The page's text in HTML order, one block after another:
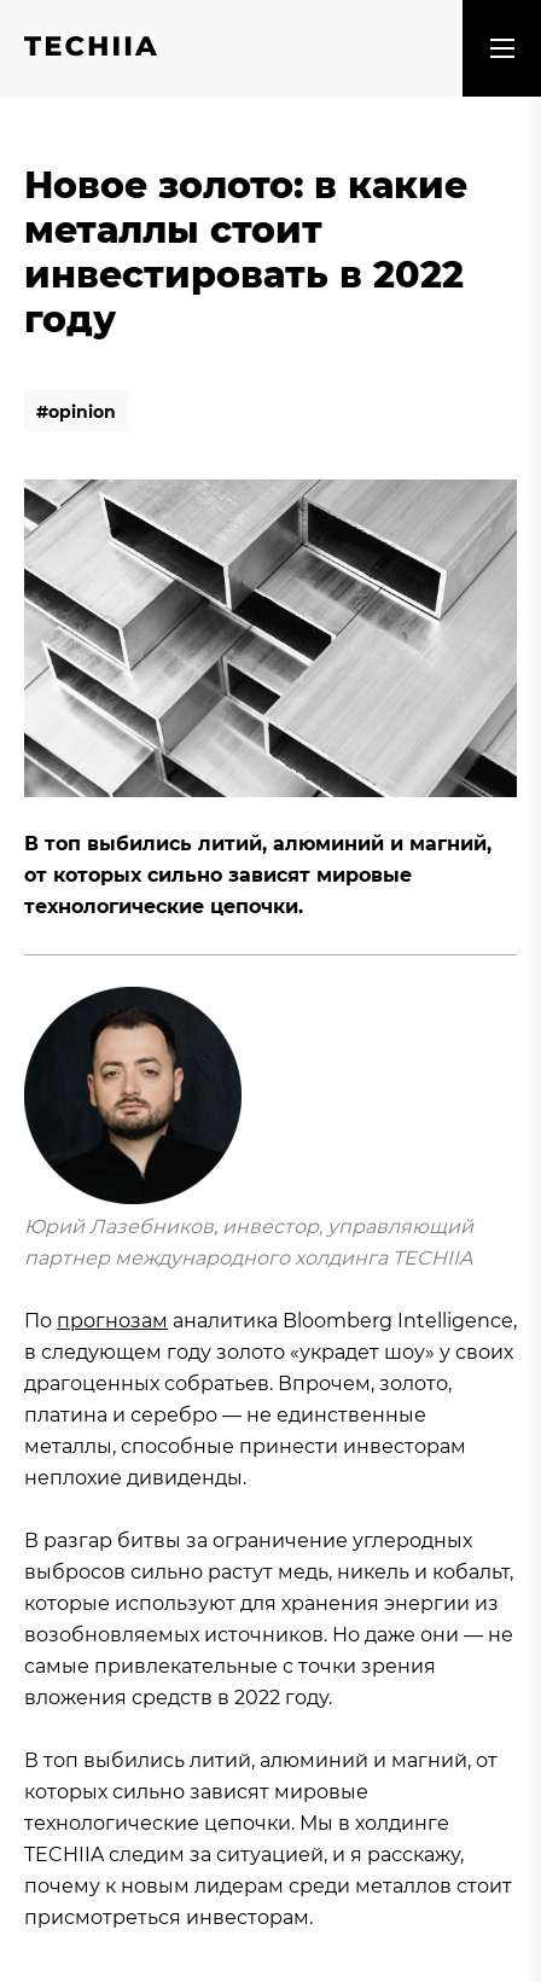
Новое золото: в какие
металлы стоит
инвестировать в 2022
году
#opinion
В топ выбились литий, алюминий и магний,
от которых сильно зависят мировые
технологические цепочки.
Юрий Лазебников, инвестор, управляющий
партнер международного холдинга TECHIIA
По прогнозам аналитика Bloomberg Intelligence,
в следующем году золото «украдет шоу» у своих
драгоценных собратьев. Впрочем, золото,
платина и серебро — не единственные
металлы, способные принести инвесторам
неплохие дивиденды.
В разгар битвы за ограничение углеродных
выбросов сильно растут медь, никель и кобальт,
которые используют для хранения энергии из
возобновляемых источников. Но даже они — не
самые привлекательные с точки зрения
вложения средств в 2022 году.
В топ выбились литий, алюминий и магний, от
которых сильно зависят мировые
технологические цепочки. Мы в холдинге
TECHIIA следим за ситуацией, и я расскажу,
почему к новым лидерам среди металлов стоит
присмотреться инвесторам.